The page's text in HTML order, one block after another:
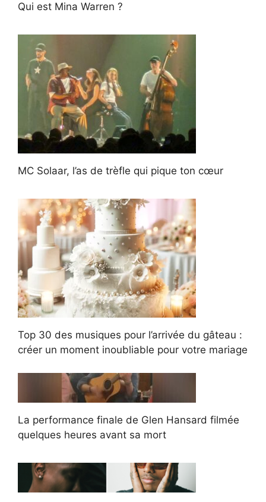
Qui est Mina Warren ?
MC Solaar, l’as de trèfle qui pique ton cœur
Top 30 des musiques pour l’arrivée du gâteau :
créer un moment inoubliable pour votre mariage
La performance finale de Glen Hansard filmée
quelques heures avant sa mort